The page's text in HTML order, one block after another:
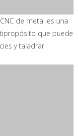
de metal es una
que puede
y taladrar